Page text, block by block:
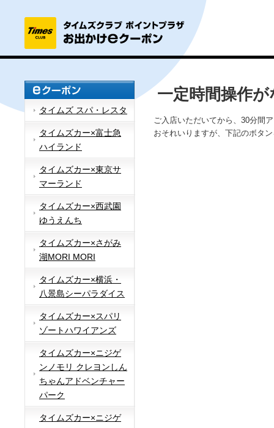
タイムズ スパ・レスタ
タイムズカー×富士急
ハイランド
タイムズカー×東京サ
マーランド
タイムズカー×西武園
ゆうえんち
タイムズカー×さがみ
湖MORI MORI
タイムズカー×横浜・
八景島シーパラダイス
タイムズカー×スパリ
ゾートハワイアンズ
タイムズカー×ニジゲ
ンノモリ クレヨンしん
ちゃんアドベンチャー
パーク
タイムズカー×ニジゲ
一定時間操作
ご入店いただいてから、30分間
おそれいりますが、下記のボタ